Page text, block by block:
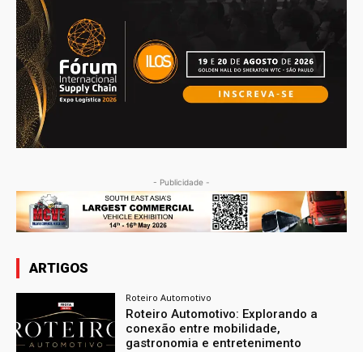
- Publicidade -
ARTIGOS
Roteiro Automotivo
Roteiro Automotivo: Explorando a
conexão entre mobilidade,
gastronomia e entretenimento